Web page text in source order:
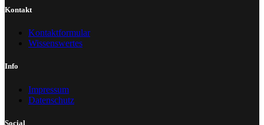
Kontakt
Kontaktformular
Wissenswertes
Info
Impressum
Datenschutz
Social